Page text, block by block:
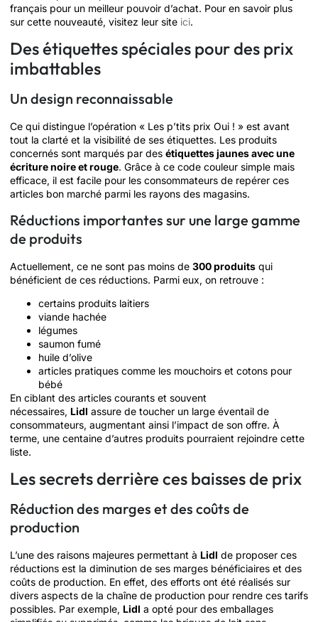
français pour un meilleur pouvoir d’achat. Pour en savoir plus
sur cette nouveauté, visitez leur site ici.
Des étiquettes spéciales pour des prix
imbattables
Un design reconnaissable
Ce qui distingue l’opération « Les p’tits prix Oui ! » est avant
tout la clarté et la visibilité de ses étiquettes. Les produits
concernés sont marqués par des étiquettes jaunes avec une
écriture noire et rouge. Grâce à ce code couleur simple mais
efficace, il est facile pour les consommateurs de repérer ces
articles bon marché parmi les rayons des magasins.
Réductions importantes sur une large gamme
de produits
Actuellement, ce ne sont pas moins de 300 produits qui
bénéficient de ces réductions. Parmi eux, on retrouve :
certains produits laitiers
viande hachée
légumes
saumon fumé
huile d’olive
articles pratiques comme les mouchoirs et cotons pour
bébé
En ciblant des articles courants et souvent
nécessaires, Lidl assure de toucher un large éventail de
consommateurs, augmentant ainsi l’impact de son offre. À
terme, une centaine d’autres produits pourraient rejoindre cette
liste.
Les secrets derrière ces baisses de prix
Réduction des marges et des coûts de
production
L’une des raisons majeures permettant à Lidl de proposer ces
réductions est la diminution de ses marges bénéficiaires et des
coûts de production. En effet, des efforts ont été réalisés sur
divers aspects de la chaîne de production pour rendre ces tarifs
possibles. Par exemple, Lidl a opté pour des emballages